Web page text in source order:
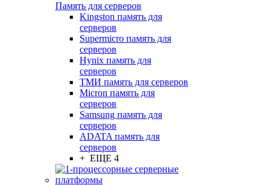
Память для серверов
Kingston память для
серверов
Supermicro память для
серверов
Hynix память для
серверов
ТМИ память для серверов
Micron память для
серверов
Samsung память для
серверов
ADATA память для
серверов
+ ЕЩЕ 4